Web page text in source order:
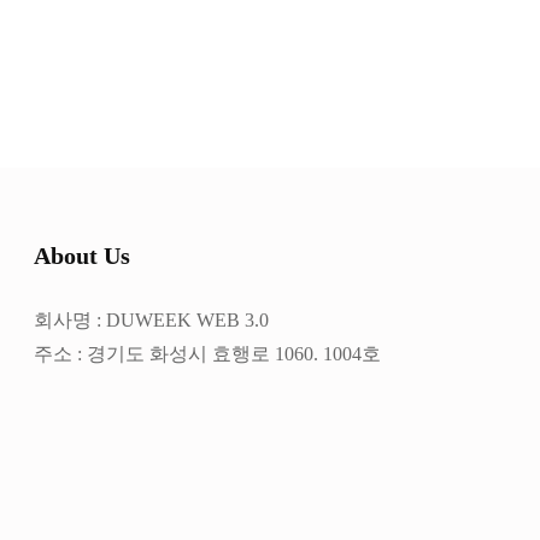
About Us
회사명 : DUWEEK WEB 3.0
주소 : 경기도 화성시 효행로 1060. 1004호